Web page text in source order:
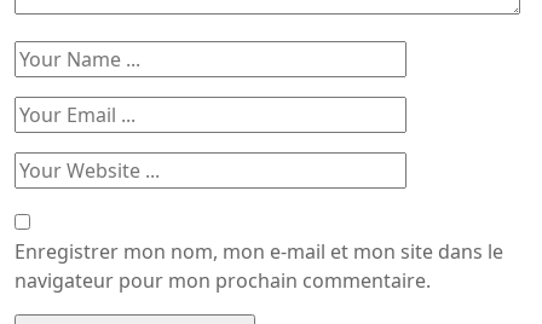
Enregistrer mon nom, mon e-mail et mon site dans le
navigateur pour mon prochain commentaire.